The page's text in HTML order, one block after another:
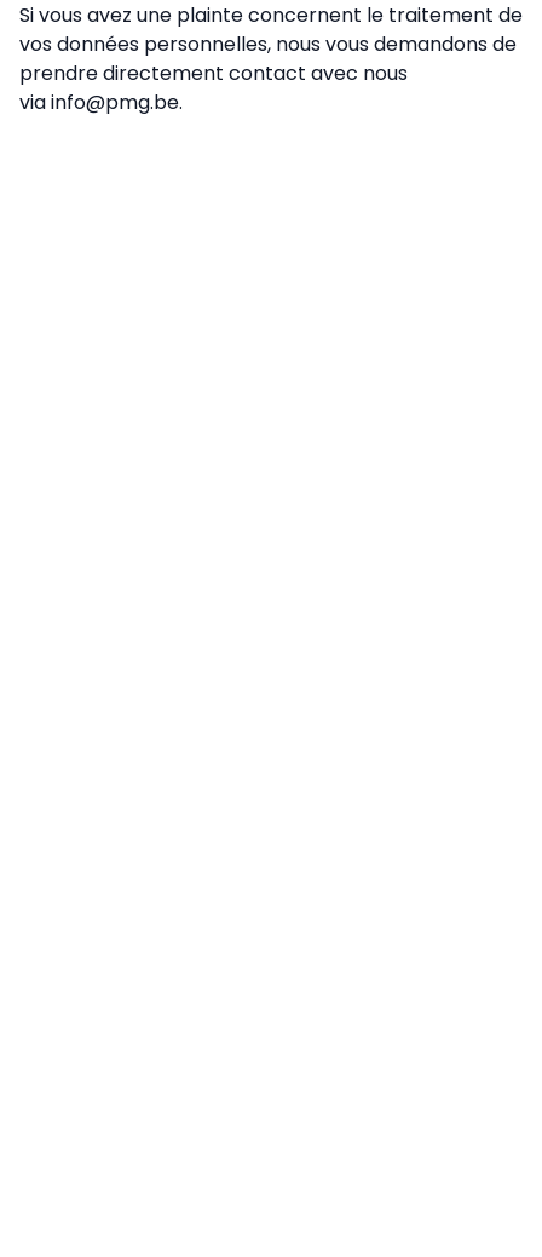
Si vous avez une plainte concernent le traitement de
vos données personnelles, nous vous demandons de
prendre directement contact avec nous
via info@pmg.be.